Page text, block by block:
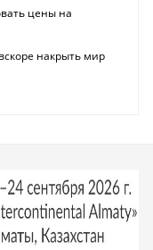
цены на
накрыть мир